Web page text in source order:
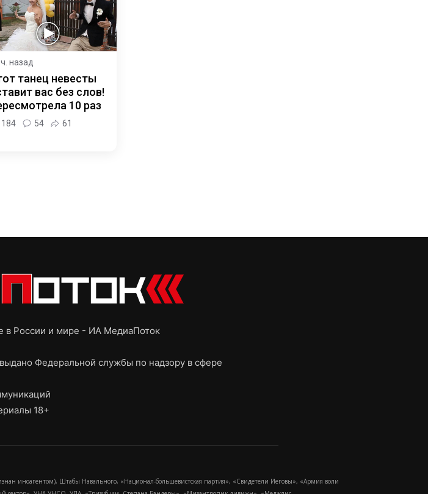
назад
танец невесты
вас без слов!
10 раз
184 54 61
в России и мире - ИА МедиаПоток
Федеральной службы по надзору в сфере
18+
иноагентом), Штабы Навального, «Национал-большевистская партия», «Свидетели Иеговы», «Армия воли